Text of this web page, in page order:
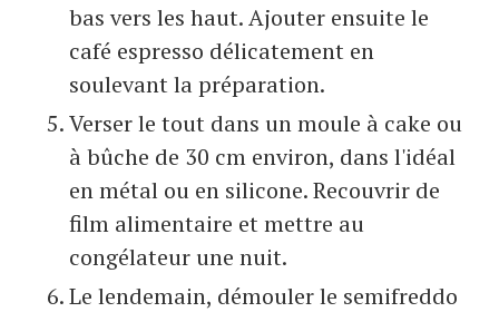
bas vers les haut. Ajouter ensuite le
café espresso délicatement en
soulevant la préparation.
Verser le tout dans un moule à cake ou
à bûche de 30 cm environ, dans l'idéal
en métal ou en silicone. Recouvrir de
film alimentaire et mettre au
congélateur une nuit.
Le lendemain, démouler le semifreddo